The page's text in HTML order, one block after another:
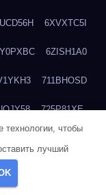
6XVXTC5I
6ZISH1A0
711BHOSD
725P81XE
технологии, чтобы
лучший